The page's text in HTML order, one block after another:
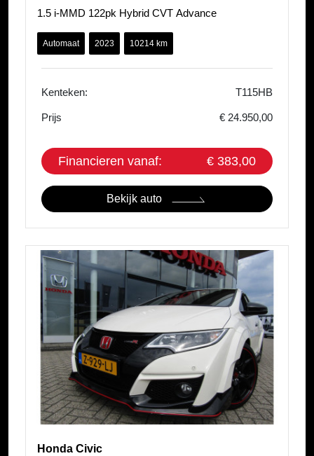
1.5 i-MMD 122pk Hybrid CVT Advance
Automaat 2023 10214 km
Kenteken: T115HB
Prijs € 24.950,00
Financieren vanaf: € 383,00
Bekijk auto
Honda Civic